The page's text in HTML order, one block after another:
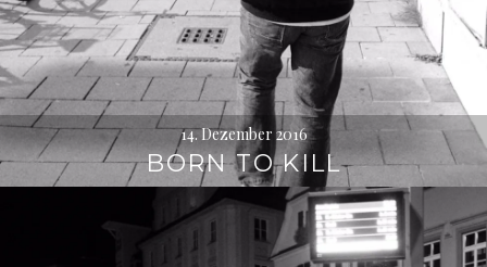
14. Dezember 2016
BORN TO KILL